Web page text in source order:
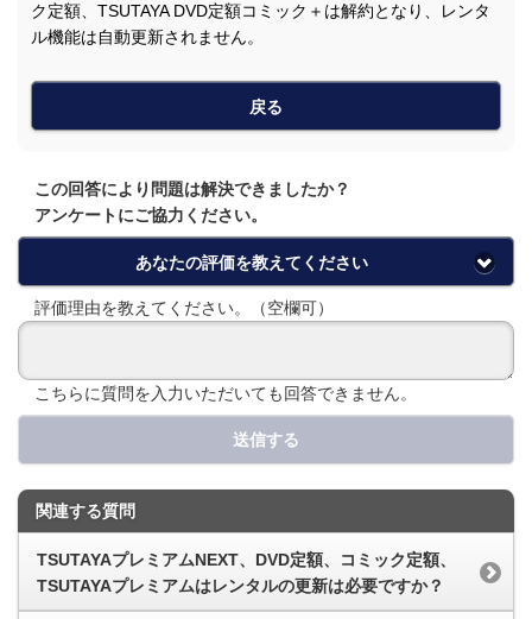
ク定額、TSUTAYA DVD定額コミック＋は解約となり、レンタ
ル機能は自動更新されません。
戻る
この回答により問題は解決できましたか？
アンケートにご協力ください。
あなたの評価を教えてください
評価理由を教えてください。（空欄可）
こちらに質問を入力いただいても回答できません。
送信する
関連する質問
TSUTAYAプレミアムNEXT、DVD定額、コミック定額、
TSUTAYAプレミアムはレンタルの更新は必要ですか？